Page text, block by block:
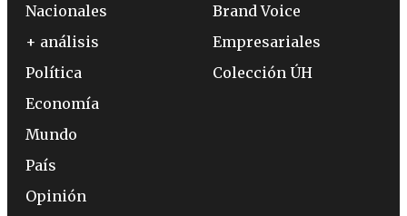
Nacionales
+ análisis
Política
Economía
Mundo
País
Opinión
Brand Voice
Empresariales
Colección ÚH